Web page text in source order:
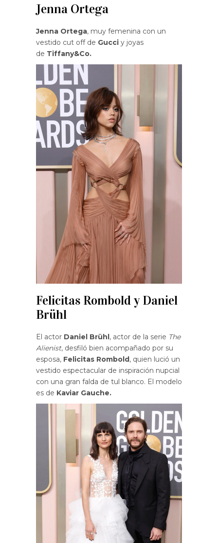
Jenna Ortega
Jenna Ortega, muy femenina con un
vestido cut off de Gucci y joyas
de Tiffany&Co.
Felicitas Rombold y Daniel
Brühl
El actor Daniel Brühl , actor de la serie The
Alienist, desfiló bien acompañado por su
esposa, Felicitas Rombold , quien lució un
vestido espectacular de inspiración nupcial
con una gran falda de tul blanco. El modelo
es de Kaviar Gauche.